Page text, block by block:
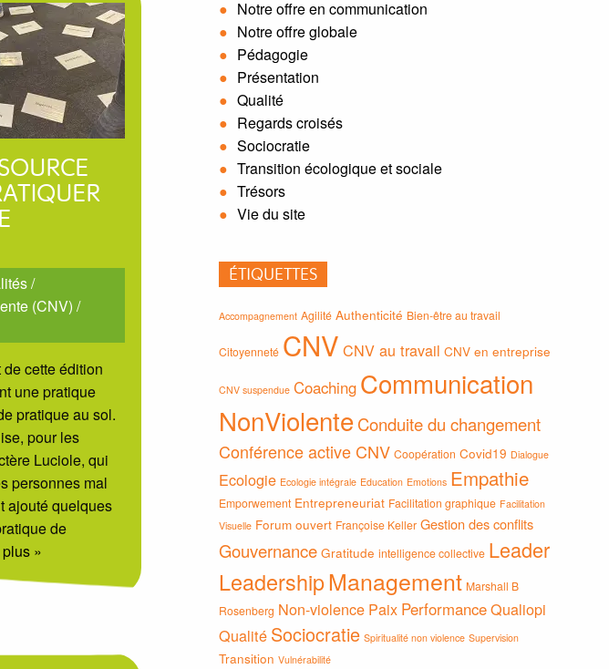
/
(CNV) /
cette édition
une pratique
pratique au sol.
pour les
Luciole, qui
personnes mal
ajouté quelques
de
»
Notre offre en communication
Notre offre globale
Pédagogie
Présentation
Qualité
Regards croisés
Sociocratie
Transition écologique et sociale
Trésors
Vie du site
ÉTIQUETTES
Accompagnement Agilité Authenticité Bien-être au travail
Citoyenneté CNV CNV au travail CNV en entreprise
CNV suspendue Coaching Communication
NonViolenteConduite du changement
Conférence active CNV Coopération Covid19 Dialogue
Ecologie Ecologie intégrale Education Emotions Empathie
Emporwement Entrepreneuriat Facilitation graphique Facilitation
Visuelle Forum ouvert Françoise Keller Gestion des conflits
Gouvernance Gratitude intelligence collective Leader
LeadershipManagement Marshall B
Rosenberg Non-violence Paix PerformanceQualiopi
Qualité Sociocratie Spiritualité non violence Supervision
Transition Vulnérabilité